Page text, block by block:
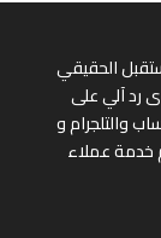
الحقيقي
رد آلي على
والتلجرام و
خدمة عملاء